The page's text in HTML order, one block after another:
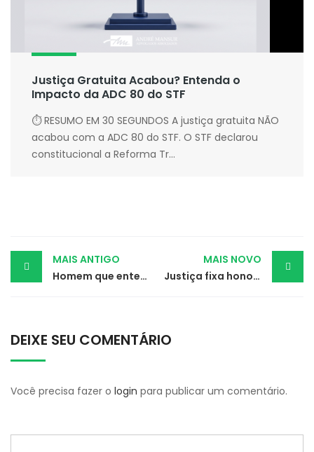
Justiça Gratuita Acabou? Entenda o
Impacto da ADC 80 do STF
⏱ RESUMO EM 30 SEGUNDOS A justiça gratuita NÃO
acabou com a ADC 80 do STF. O STF declarou
constitucional a Reforma Tr...
Post
navigation
MAIS ANTIGO
Homem que enterrou seu cachorro vivo tem condenação mantida
MAIS NOVO
Justiça fixa honorários advocatícios de R$ 50 mil em causa de R$ 57 milhões
DEIXE SEU COMENTÁRIO
Você precisa fazer o login para publicar um comentário.